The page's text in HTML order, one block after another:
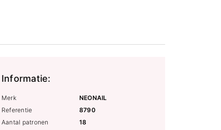
Informatie:
Merk
NEONAIL
Referentie
8790
Aantal patronen
18